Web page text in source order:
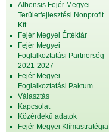
Albensis Fejér Megyei
Területfejlesztési Nonprofit
Kft.
Fejér Megyei Értéktár
Fejér Megyei
Foglalkoztatási Partnerség
2021-2027
Fejér Megyei
Foglalkoztatási Paktum
Választás
Kapcsolat
Közérdekű adatok
Fejér Megyei Klímastratégia